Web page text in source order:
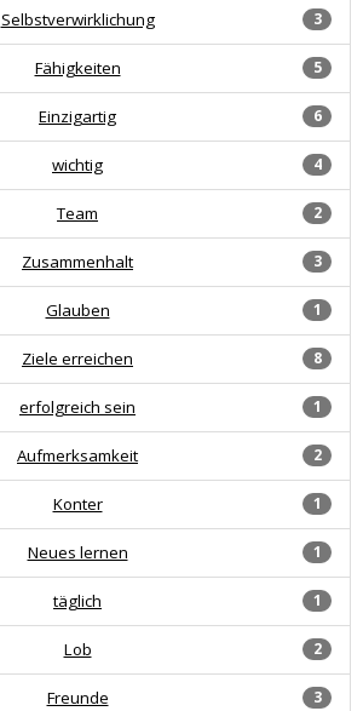
3
Selbstverwirklichung
5
Fähigkeiten
6
Einzigartig
4
wichtig
2
Team
3
Zusammenhalt
1
Glauben
8
Ziele erreichen
1
erfolgreich sein
2
Aufmerksamkeit
1
Konter
1
Neues lernen
1
täglich
2
Lob
3
Freunde